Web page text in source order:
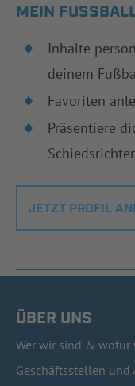
MEIN
Inhalte
deinem
Favoriten
Präsentiere
Schiedsrichter
JETZT PROFIL
ÜBER UNS
Wer wir sind & wofür
Geschäftsstellen und